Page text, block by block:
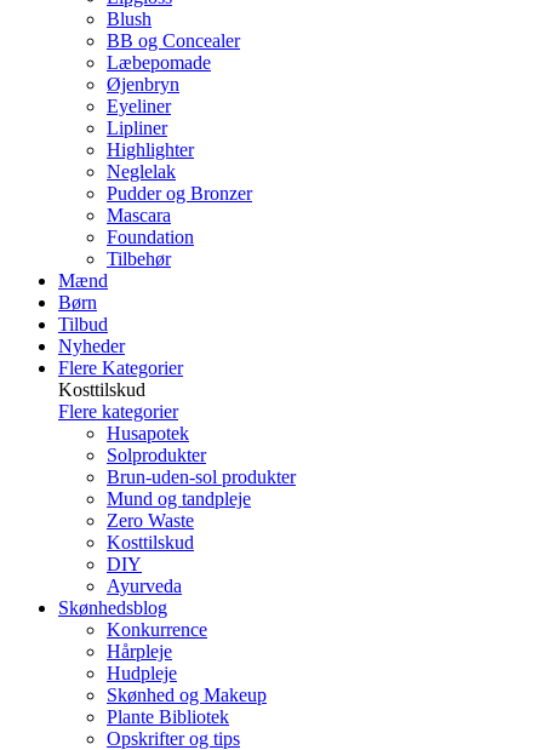
Blush
BB og Concealer
Læbepomade
Øjenbryn
Eyeliner
Lipliner
Highlighter
Neglelak
Pudder og Bronzer
Mascara
Foundation
Tilbehør
Mænd
Børn
Tilbud
Nyheder
Flere Kategorier
Kosttilskud
Flere kategorier
Husapotek
Solprodukter
Brun-uden-sol produkter
Mund og tandpleje
Zero Waste
Kosttilskud
DIY
Ayurveda
Skønhedsblog
Konkurrence
Hårpleje
Hudpleje
Skønhed og Makeup
Plante Bibliotek
Opskrifter og tips